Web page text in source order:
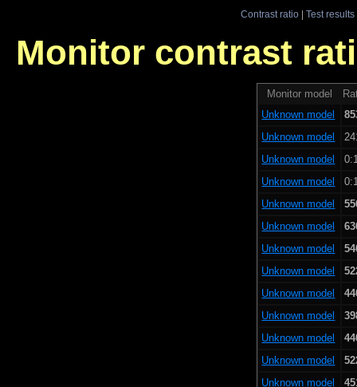
Contrast ratio| Test results
Monitor contrast
Monitor model
Unknown model
Unknown model
Unknown model
Unknown model
Unknown model
Unknown model
Unknown model
Unknown model
Unknown model
Unknown model
Unknown model
Unknown model
Unknown model